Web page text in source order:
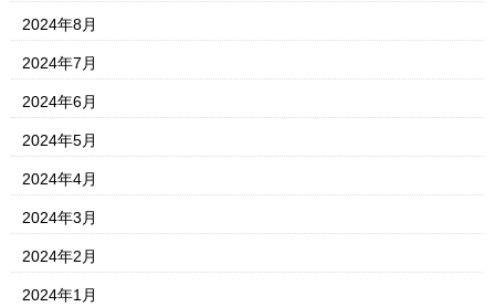
2024年8月
2024年7月
2024年6月
2024年5月
2024年4月
2024年3月
2024年2月
2024年1月